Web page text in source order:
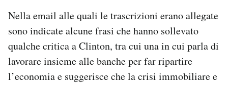
Nella email alle quali le trascrizioni erano allegate
sono indicate alcune frasi che hanno sollevato
qualche critica a Clinton, tra cui una in cui parla di
lavorare insieme alle banche per far ripartire
l’economia e suggerisce che la crisi immobiliare e